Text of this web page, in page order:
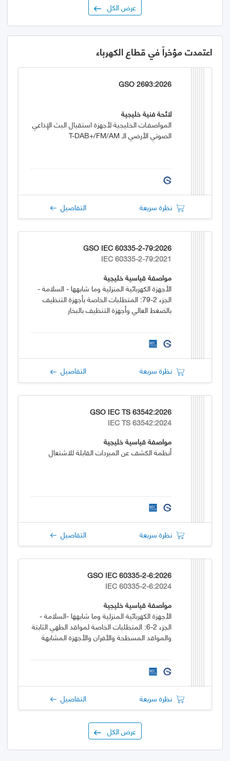
عرض الكل
اعتمدت مؤخراً في قطاع الكهرباء
GSO 2693:2026
لائحة فنية خليجية
المواصفـات الخليجية لأجهزة استقبال البث الإذاعي
الصوتي الأرضي الـ T-DAB+/FM/AM
نظرة سريعة التفاصيل
GSO IEC 60335-2-79:2026
IEC 60335-2-79:2021
مواصفة قياسية خليجية
الأجهزة الكهربائية المنزلية وما شابهها - السلامة -
الجزء 2-79: المتطلبات الخاصة بأجهزة التنظيف
بالضغط العالي وأجهزة التنظيف بالبخار
نظرة سريعة التفاصيل
GSO IEC TS 63542:2026
IEC TS 63542:2024
مواصفة قياسية خليجية
أنظمة الكشف عن المبردات القابلة للاشتعال
نظرة سريعة التفاصيل
GSO IEC 60335-2-6:2026
IEC 60335-2-6:2024
مواصفة قياسية خليجية
الأجهزة الكهربائية المنزلية وما شابهها -السلامة -
الجزء 2-6: المتطلبات الخاصة لمواقد الطهي الثابتة
والمواقد المسطحة والأفران والأجهزة المشابهة
نظرة سريعة التفاصيل
عرض الكل